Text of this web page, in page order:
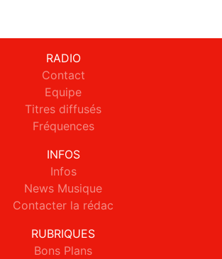
RADIO
Contact
Equipe
Titres diffusés
Fréquences
INFOS
Infos
News Musique
Contacter la rédac
RUBRIQUES
Bons Plans